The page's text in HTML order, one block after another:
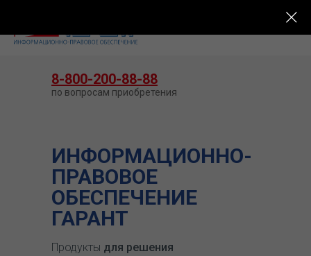
ИНФОРМАЦИОННО-
ПРАВОВОЕ
ОБЕСПЕЧЕНИЕ
ГАРАНТ
Продукты для решения
8-800-200-88-88
по вопросам приобретения